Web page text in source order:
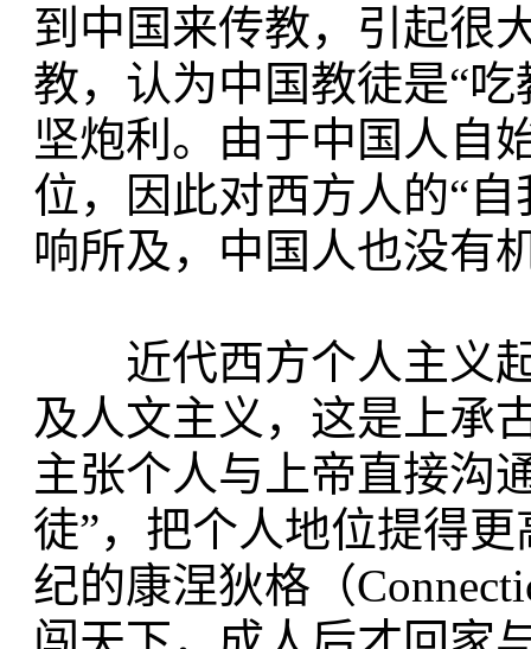
到中国来传教，引起很
教，认为中国教徒是“
坚炮利。由于中国人自
位，因此对西方人的“
响所及，中国人也没有
近代西方个人主义起
及人文主义，这是上承
主张个人与上帝直接沟
徒”，把个人地位提得
纪的康涅狄格（